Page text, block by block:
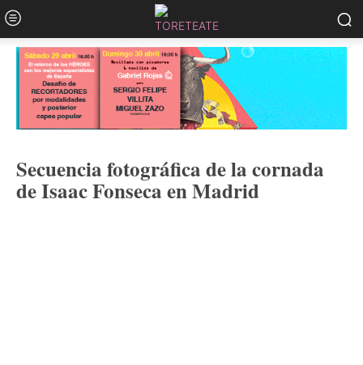
Secuencia fotográfica de la cornada
de Isaac Fonseca en Madrid